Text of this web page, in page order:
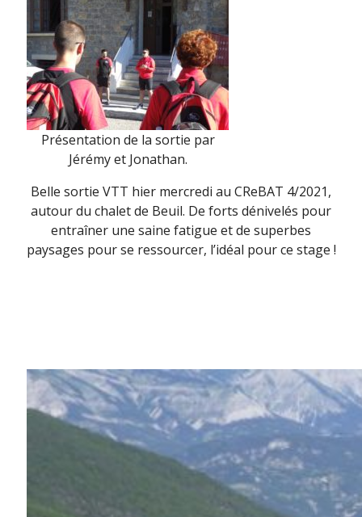
Présentation de la sortie par
Jérémy et Jonathan.
Belle sortie VTT hier mercredi au CReBAT 4/2021,
autour du chalet de Beuil. De forts dénivelés pour
entraîner une saine fatigue et de superbes
paysages pour se ressourcer, l’idéal pour ce stage !